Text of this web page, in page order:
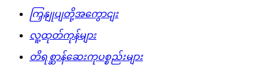
ကြှနျုပျတို့အကွောငျး
လူ့ထုတ်ကုန်များ
တိရစ္ဆာန်ဆေးကုပစ္စည်းများ